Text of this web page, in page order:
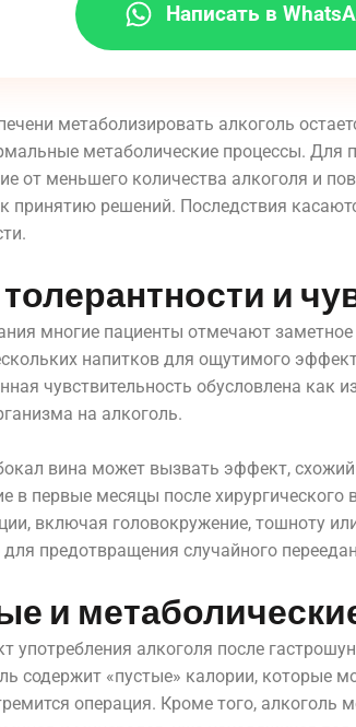
Написать в
метаболизировать алкоголь
метаболические процессы. Для
от меньшего количества алкоголя и
принятию решений. Последствия
и
многие пациенты отмечают
напитков для ощутимого
чувствительность обусловлена как
на алкоголь.
вина может вызвать эффект,
в первые месяцы после
включая головокружение, тошноту
предотвращения случайного
и
употребления алкоголя после
содержит «пустые» калории, которые
операция. Кроме того, алкоголь